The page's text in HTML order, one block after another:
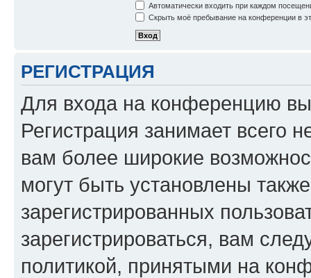
Автоматически входить при каждом
Скрыть моё пребывание на конференции в
РЕГИСТРАЦИЯ
Для входа на конференцию
Регистрация занимает всего
вам более широкие
могут быть установлены
зарегистрированных
зарегистрироваться, вам
политикой, принятыми на